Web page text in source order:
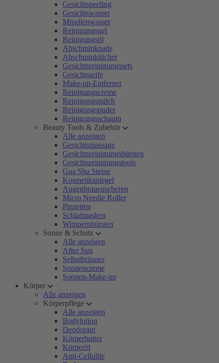
Gesichtspeeling
Gesichtswasser
Mizellenwasser
Reinigungsgel
Reinigungsöl
Abschminkpads
Abschminktücher
Gesichtsreinigungssets
Gesichtsseife
Make-up-Entferner
Reinigungscreme
Reinigungsmilch
Reinigungspuder
Reinigungsschaum
Beauty Tools & Zubehör
Alle anzeigen
Gesichtsmassage
Gesichtsreinigungsbürsten
Gesichtsreinigungstools
Gua Sha Steine
Kosmetikspiegel
Augenbrauenscheren
Micro Needle Roller
Pinzetten
Schlafmasken
Wimpernbürsten
Sonne & Schutz
Alle anzeigen
After Sun
Selbstbräuner
Sonnencreme
Sonnen-Make-up
Körper
Alle anzeigen
Körperpflege
Alle anzeigen
Bodylotion
Deodorant
Körperbutter
Körperöl
Anti-Cellulite